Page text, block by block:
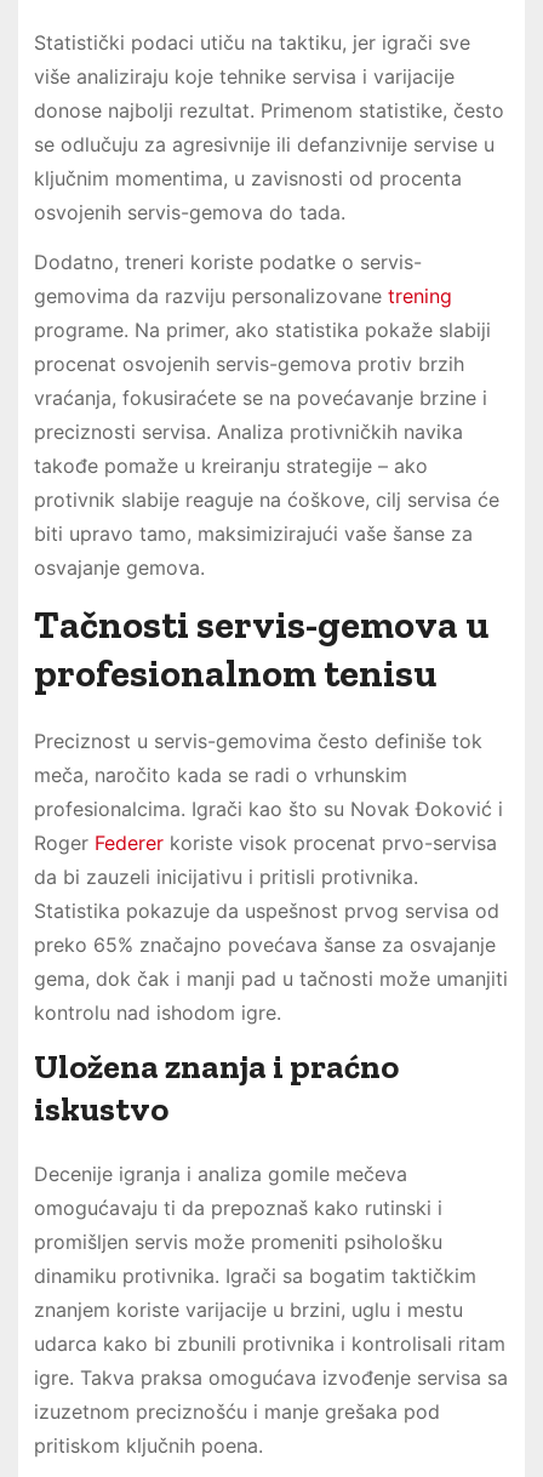
Statistički podaci utiču na taktiku, jer igrači sve
više analiziraju koje tehnike servisa i varijacije
donose najbolji rezultat. Primenom statistike, često
se odlučuju za agresivnije ili defanzivnije servise u
ključnim momentima, u zavisnosti od procenta
osvojenih servis-gemova do tada.
Dodatno, treneri koriste podatke o servis-
gemovima da razviju personalizovane trening
programe. Na primer, ako statistika pokaže slabiji
procenat osvojenih servis-gemova protiv brzih
vraćanja, fokusiraćete se na povećavanje brzine i
preciznosti servisa. Analiza protivničkih navika
takođe pomaže u kreiranju strategije – ako
protivnik slabije reaguje na ćoškove, cilj servisa će
biti upravo tamo, maksimizirajući vaše šanse za
osvajanje gemova.
Tačnosti servis-gemova u
profesionalnom tenisu
Preciznost u servis-gemovima često definiše tok
meča, naročito kada se radi o vrhunskim
profesionalcima. Igrači kao što su Novak Đoković i
Roger Federerkoriste visok procenat prvo-servisa
da bi zauzeli inicijativu i pritisli protivnika.
Statistika pokazuje da uspešnost prvog servisa od
preko 65% značajno povećava šanse za osvajanje
gema, dok čak i manji pad u tačnosti može umanjiti
kontrolu nad ishodom igre.
Uložena znanja i praćno
iskustvo
Decenije igranja i analiza gomile mečeva
omogućavaju ti da prepoznaš kako rutinski i
promišljen servis može promeniti psihološku
dinamiku protivnika. Igrači sa bogatim taktičkim
znanjem koriste varijacije u brzini, uglu i mestu
udarca kako bi zbunili protivnika i kontrolisali ritam
igre. Takva praksa omogućava izvođenje servisa sa
izuzetnom preciznošću i manje grešaka pod
pritiskom ključnih poena.